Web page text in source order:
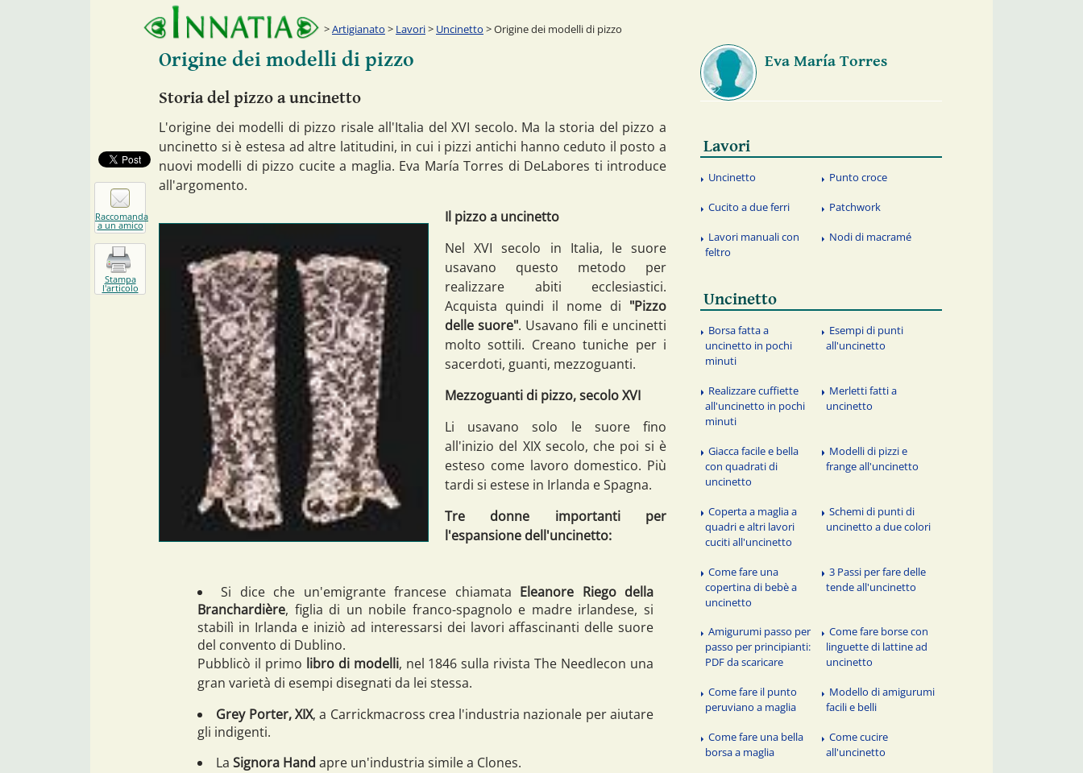
Artigianato > Lavori> Uncinetto > Origine dei modelli di pizzo
Origine dei modelli di pizzo
Storia del pizzo a uncinetto
L'origine dei modelli di pizzo risale all'Italia del XVI secolo. Ma la storia del pizzo a
uncinetto si è estesa ad altre latitudini, in cui i pizzi antichi hanno ceduto il posto a
nuovi modelli di pizzo cucite a maglia. Eva María Torres di DeLabores ti introduce
all'argomento.
Il pizzo a uncinetto
Nel XVI secolo in Italia, le suore
usavano questo metodo per
realizzare abiti ecclesiastici.
Acquista quindi il nome di "Pizzo
delle suore". Usavano fili e uncinetti
molto sottili. Creano tuniche per i
sacerdoti, guanti, mezzoguanti.
Mezzoguanti di pizzo, secolo XVI
Li usavano solo le suore fino
all'inizio del XIX secolo, che poi si è
esteso come lavoro domestico. Più
tardi si estese in Irlanda e Spagna.
Tre donne importanti per
l'espansione dell'uncinetto:
Si dice che un'emigrante francese chiamata Eleanore Riego della
Branchardière, figlia di un nobile franco-spagnolo e madre irlandese, si
stabilì in Irlanda e iniziò ad interessarsi dei lavori affascinanti delle suore
del convento di Dublino.
Pubblicò il primo libro di modelli, nel 1846 sulla rivista The Needlecon una
gran varietà di esempi disegnati da lei stessa.
Grey Porter, XIX, a Carrickmacross crea l'industria nazionale per aiutare
gli indigenti.
La Signora Hand apre un'industria simile a Clones.
Eva María Torres
Lavori
Uncinetto Punto croce
Cucito a due ferri Patchwork
Lavori manuali con
feltro
Nodi di macramé
Uncinetto
Borsa fatta a
uncinetto in pochi
minuti
Esempi di punti
all'uncinetto
Realizzare cuffiette
all'uncinetto in pochi
minuti
Merletti fatti a
uncinetto
Giacca facile e bella
con quadrati di
uncinetto
Modelli di pizzi e
frange all'uncinetto
Coperta a maglia a
quadri e altri lavori
cuciti all'uncinetto
Schemi di punti di
uncinetto a due colori
Come fare una
copertina di bebè a
uncinetto
3 Passi per fare delle
tende all'uncinetto
Amigurumi passo per
passo per principianti:
PDF da scaricare
Come fare borse con
linguette di lattine ad
uncinetto
Come fare il punto
peruviano a maglia
Modello di amigurumi
facili e belli
Come fare una bella
borsa a maglia
Come cucire
all'uncinetto
Raccomanda
a un amico
Stampa
l'articolo